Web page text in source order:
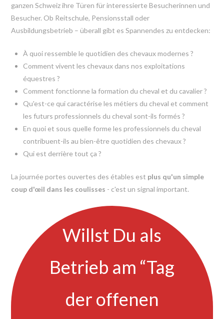
ganzen Schweiz ihre Türen für interessierte Besucherinnen und
Besucher. Ob Reitschule, Pensionsstall oder
Ausbildungsbetrieb – überall gibt es Spannendes zu entdecken:
À quoi ressemble le quotidien des chevaux modernes ?
Comment vivent les chevaux dans nos exploitations
équestres ?
Comment fonctionne la formation du cheval et du cavalier ?
Qu'est-ce qui caractérise les métiers du cheval et comment
les futurs professionnels du cheval sont-ils formés ?
En quoi et sous quelle forme les professionnels du cheval
contribuent-ils au bien-être quotidien des chevaux ?
Qui est derrière tout ça ?
La journée portes ouvertes des étables est plus qu'un simple
coup d'œil dans les coulisses - c'est un signal important.
Willst Du als
Betrieb am “Tag
der offenen